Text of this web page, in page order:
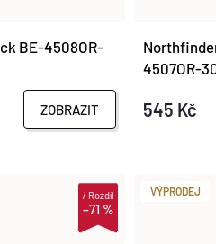
BE-4508OR-
ZOBRAZIT
4507OR-
545 Kč
–71 %
iRozdíl VÝPRODEJ